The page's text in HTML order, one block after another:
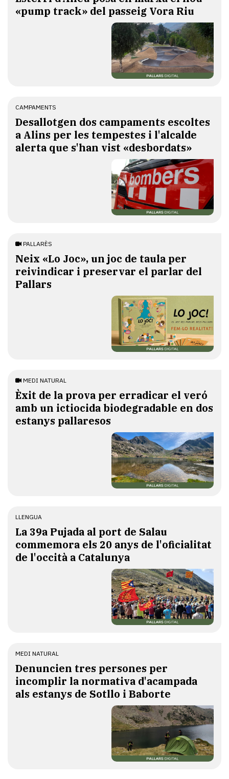
«pump track» del passeig Vora Riu
CAMPAMENTS
​Desallotgen dos campaments escoltes
a Alins per les tempestes i l'alcalde
alerta que s'han vist «desbordats»
PALLARÈS
​Neix «Lo Joc», un joc de taula per
reivindicar i preservar el parlar del
Pallars
MEDI NATURAL
Èxit de la prova per erradicar el veró
amb un ictiocida biodegradable en dos
estanys pallaresos
LLENGUA
​La 39a Pujada al port de Salau
commemora els 20 anys de l'oficialitat
de l'occità a Catalunya
MEDI NATURAL
Denuncien tres persones per
incomplir la normativa d'acampada
als estanys de Sotllo i Baborte